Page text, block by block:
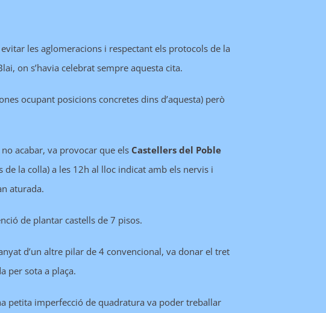
les aglomeracions i respectant els protocols de la
on s’havia celebrat sempre aquesta cita.
ocupant posicions concretes dins d’aquesta) però
acabar, va provocar que els Castellers del Poble
la colla) a les 12h al lloc indicat amb els nervis i
aturada.
de plantar castells de 7 pisos.
d’un altre pilar de 4 convencional, va donar el tret
per sota a plaça.
petita imperfecció de quadratura va poder treballar